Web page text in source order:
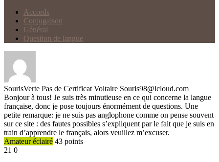
Accords
Conjugaison
Général
Question de langue
SourisVerte Pas de Certificat Voltaire Souris98@icloud.com
Bonjour à tous! Je suis très minutieuse en ce qui concerne la langue
française, donc je pose toujours énormément de questions. Une
petite remarque: je ne suis pas anglophone comme on pense souvent
sur ce site : des fautes possibles s’expliquent par le fait que je suis en
train d’apprendre le français, alors veuillez m’excuser.
Amateur éclairé 43 points
21 0